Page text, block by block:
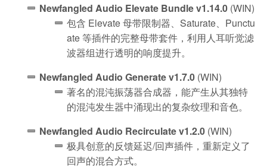
Newfangled Audio Elevate Bundle v1.14.0 (WIN)
包含 Elevate 母带限制器、Saturate、Punctu
ate 等插件的完整母带套件，利用人耳听觉滤
波器组进行透明的响度提升。
Newfangled Audio Generate v1.7.0 (WIN)
著名的混沌振荡器合成器，能产生从其独特
的混沌发生器中涌现出的复杂纹理和音色。
Newfangled Audio Recirculate v1.2.0 (WIN)
极具创意的反馈延迟/回声插件，重新定义了
回声的混合方式。